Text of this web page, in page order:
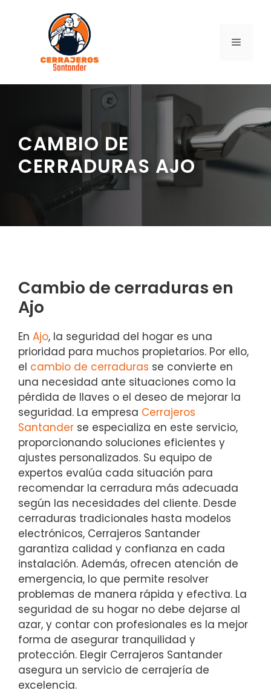
contenido
MENÚ
CAMBIO DE
CERRADURAS AJO
Cambio de cerraduras en
Ajo
En Ajo, la seguridad del hogar es una
prioridad para muchos propietarios. Por ello,
el cambio de cerraduras se convierte en
una necesidad ante situaciones como la
pérdida de llaves o el deseo de mejorar la
seguridad. La empresa Cerrajeros
Santander se especializa en este servicio,
proporcionando soluciones eficientes y
ajustes personalizados. Su equipo de
expertos evalúa cada situación para
recomendar la cerradura más adecuada
según las necesidades del cliente. Desde
cerraduras tradicionales hasta modelos
electrónicos, Cerrajeros Santander
garantiza calidad y confianza en cada
instalación. Además, ofrecen atención de
emergencia, lo que permite resolver
problemas de manera rápida y efectiva. La
seguridad de su hogar no debe dejarse al
azar, y contar con profesionales es la mejor
forma de asegurar tranquilidad y
protección. Elegir Cerrajeros Santander
asegura un servicio de cerrajería de
excelencia.